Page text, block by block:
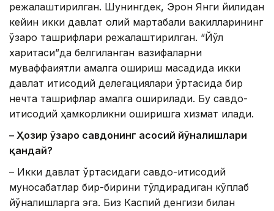
режалаштирилган. Шунингдек, Эрон Янги йилидан
кейин икки давлат олий мартабали вакилларининг
ўзаро ташрифлари режалаштирилган. “Йўл
харитаси”да белгиланган вазифаларни
муваффақиятли амалга ошириш мақсадида икки
давлат иқтисодий делегациялари ўртасида бир
нечта ташрифлар амалга оширилади. Бу савдо-
иқтисодий ҳамкорликни оширишга хизмат қилади.
– Ҳозир ўзаро савдонинг асосий йўналишлари
қандай?
– Икки давлат ўртасидаги савдо-иқтисодий
муносабатлар бир-бирини тўлдирадиган кўплаб
йўналишларга эга. Биз Каспий денгизи билан